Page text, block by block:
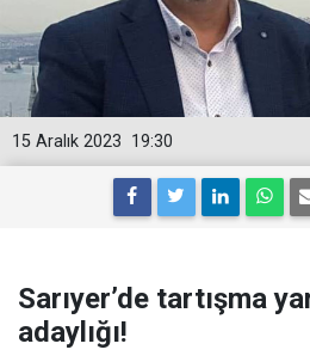
19:30
15 Aralık 2023
Sarıyer’de tartışma
adaylığı!